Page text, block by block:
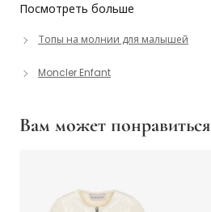
Посмотреть больше
Топы на молнии для малышей
Moncler Enfant
Вам может понравиться